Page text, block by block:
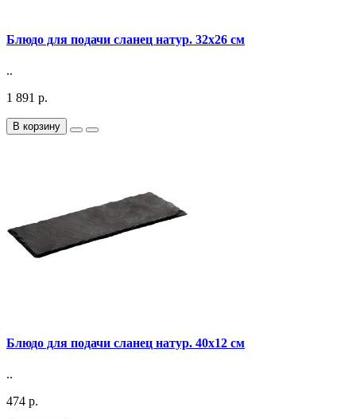
Блюдо для подачи сланец натур. 32х26 см
..
1 891 р.
В корзину
Блюдо для подачи сланец натур. 40х12 см
..
474 р.